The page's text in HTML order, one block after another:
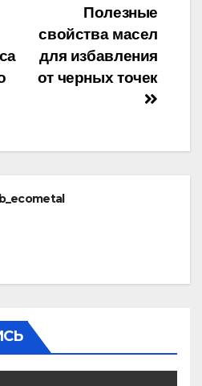
Полезные
свойства масел
для избавления
от черных точек